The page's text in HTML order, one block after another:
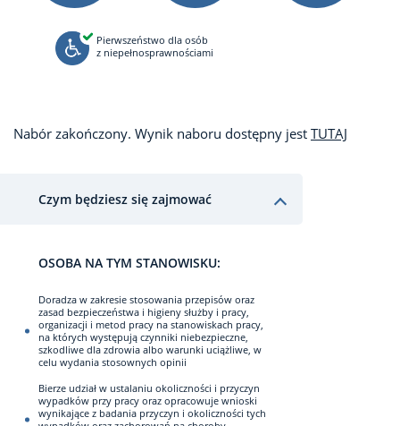
Pierwszeństwo dla osób
z niepełnosprawnościami
Nabór zakończony. Wynik naboru dostępny jest TUTAJ
Czym będziesz się zajmować
OSOBA NA TYM STANOWISKU:
Doradza w zakresie stosowania przepisów oraz
zasad bezpieczeństwa i higieny służby i pracy,
organizacji i metod pracy na stanowiskach pracy,
na których występują czynniki niebezpieczne,
szkodliwe dla zdrowia albo warunki uciążliwe, w
celu wydania stosownych opinii
Bierze udział w ustalaniu okoliczności i przyczyn
wypadków przy pracy oraz opracowuje wnioski
wynikające z badania przyczyn i okoliczności tych